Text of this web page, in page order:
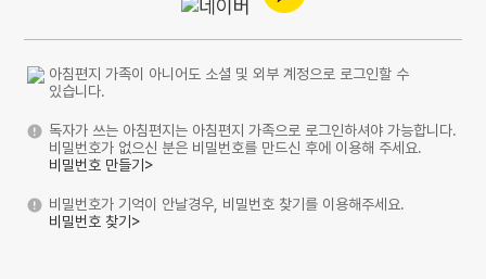
아침편지 가족이 아니어도 소셜 및 외부 계정으로 로그인할 수
있습니다.
독자가 쓰는 아침편지는 아침편지 가족으로 로그인하셔야 가능합니다.
비밀번호가 없으신 분은 비밀번호를 만드신 후에 이용해 주세요.
비밀번호 만들기>
비밀번호가 기억이 안날경우, 비밀번호 찾기를 이용해주세요.
비밀번호 찾기>